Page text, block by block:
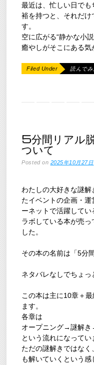
最近は、忙しい日で
裕を持つと、それだけ
す。
空に広がる“静かな小
癒やしがそこにある気
Filed Under 読んでみ
5分間リアル
ついて
Posted on 2025年10月27日
わたしの大好きな謎
たイベントの企画・運
ーネットで活躍して
ラボしている本が売
した。
その本の名前は「5分
ネタバレなしでちょっ
この本は主に10章＋
ます。
各章は
オープニング→謎解
という流れになってい
ただの謎解きではな
も解いていくという感